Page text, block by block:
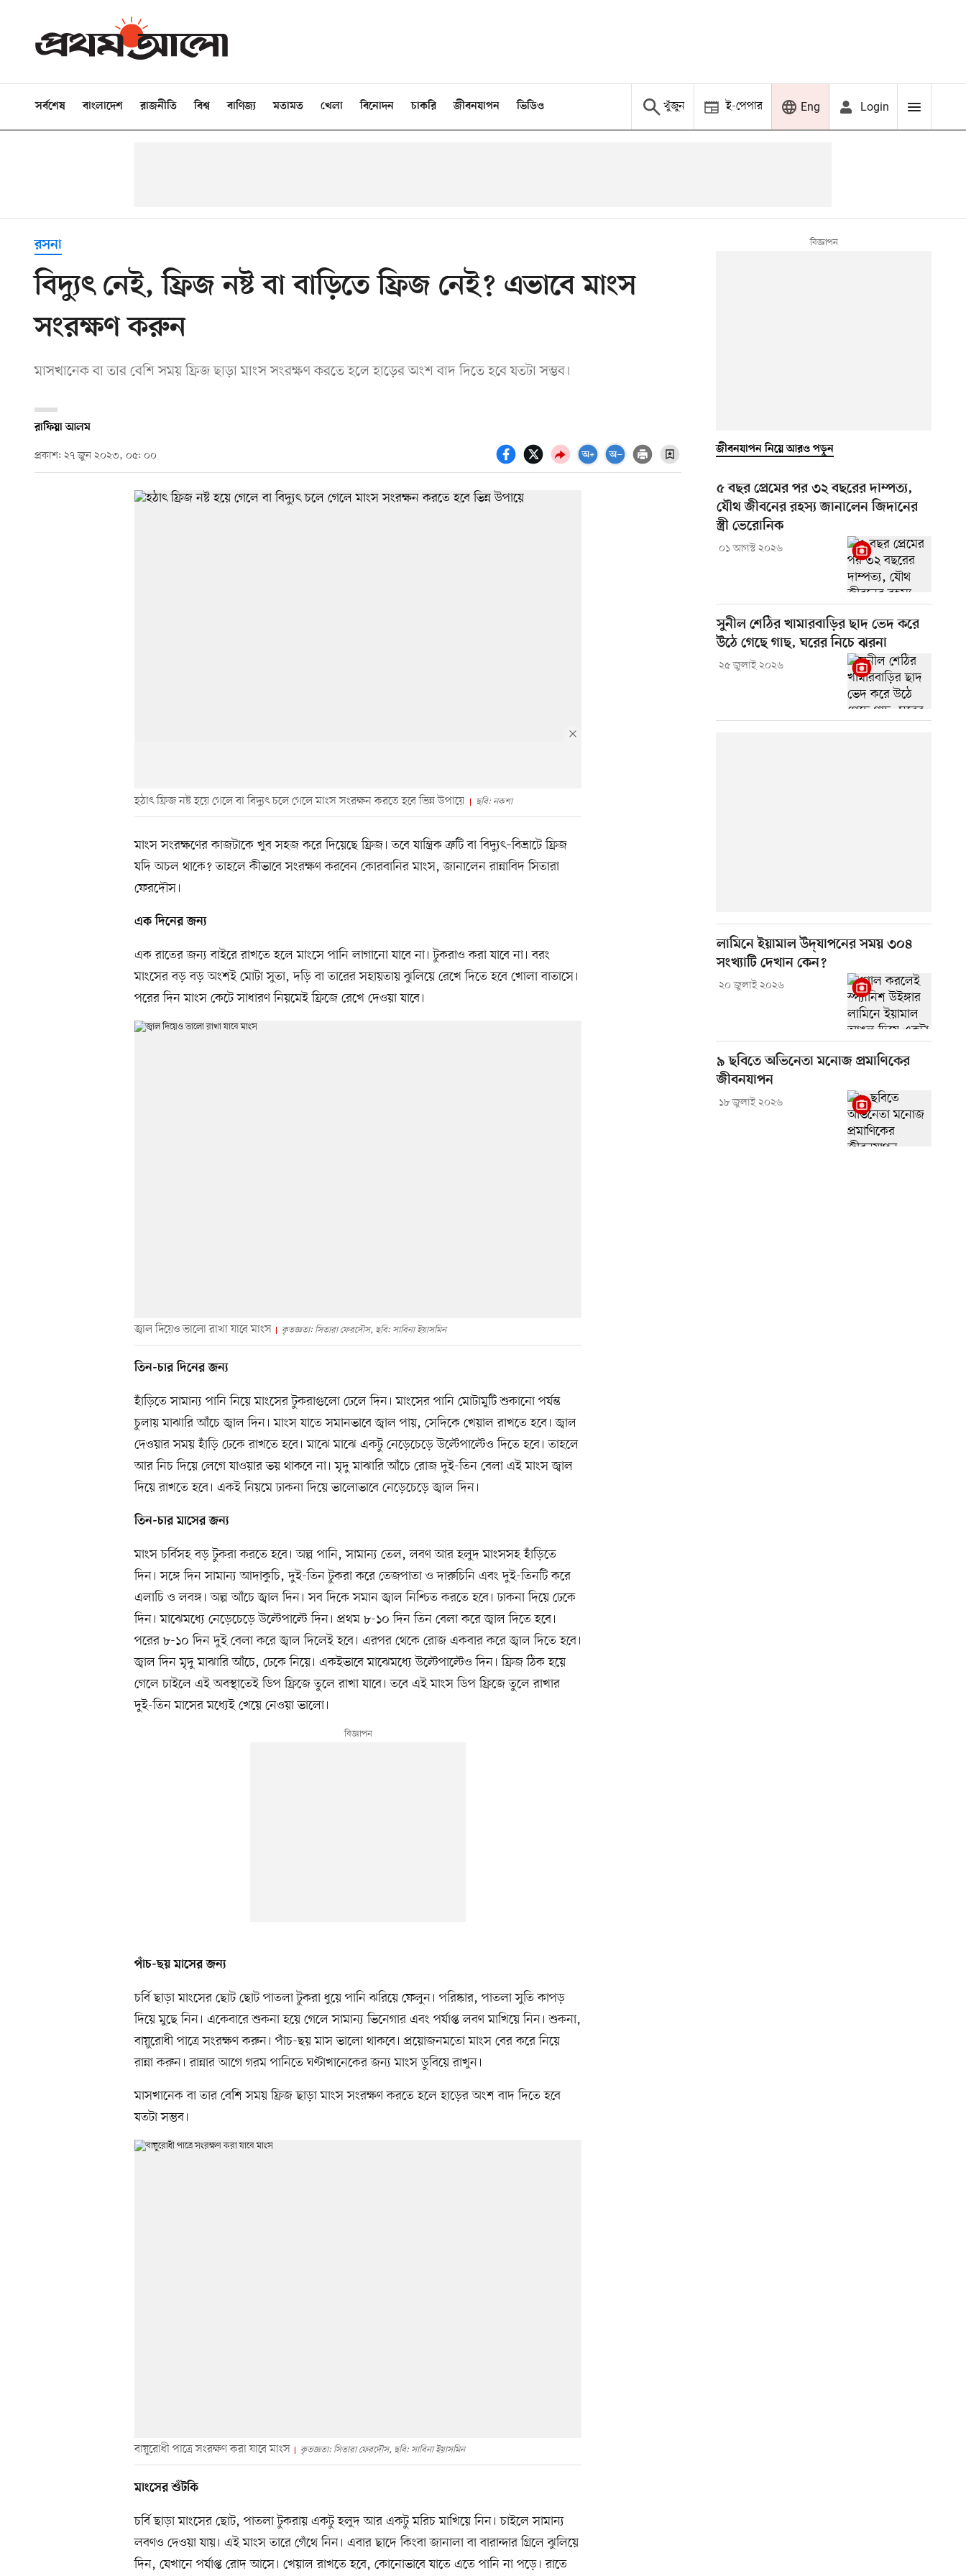
সর্বশেষ বাংলাদেশ রাজনীতি বিশ্ব বাণিজ্য মতামত খেলা বিনোদন চাকরি জীবনযাপন ভিডিও খুঁজুন ই-পেপার Eng Login
রসনা
বিদ্যুৎ নেই, ফ্রিজ নষ্ট বা বাড়িতে ফ্রিজ নেই? এভাবে মাংস
সংরক্ষণ করুন
মাসখানেক বা তার বেশি সময় ফ্রিজ ছাড়া মাংস সংরক্ষণ করতে হলে হাড়ের অংশ বাদ দিতে হবে যতটা সম্ভব।
রাফিয়া আলম
প্রকাশ: ২৭ জুন ২০২৩, ০৫: ০০
হঠাৎ ফ্রিজ নষ্ট হয়ে গেলে বা বিদ্যুৎ চলে গেলে মাংস সংরক্ষন করতে হবে ভিন্ন উপায়ে ছবি: নকশা
মাংস সংরক্ষণের কাজটাকে খুব সহজ করে দিয়েছে ফ্রিজ। তবে যান্ত্রিক ত্রুটি বা বিদ্যুৎ–বিভ্রাটে ফ্রিজ
যদি অচল থাকে? তাহলে কীভাবে সংরক্ষণ করবেন কোরবানির মাংস, জানালেন রান্নাবিদ সিতারা
ফেরদৌস।
এক দিনের জন্য
এক রাতের জন্য বাইরে রাখতে হলে মাংসে পানি লাগানো যাবে না। টুকরাও করা যাবে না। বরং
মাংসের বড় বড় অংশই মোটা সুতা, দড়ি বা তারের সহায়তায় ঝুলিয়ে রেখে দিতে হবে খোলা বাতাসে।
পরের দিন মাংস কেটে সাধারণ নিয়মেই ফ্রিজে রেখে দেওয়া যাবে।
জ্বাল দিয়েও ভালো রাখা যাবে মাংস কৃতজ্ঞতা: সিতারা ফেরদৌস, ছবি: সাবিনা ইয়াসমিন
তিন-চার দিনের জন্য
হাঁড়িতে সামান্য পানি নিয়ে মাংসের টুকরাগুলো ঢেলে দিন। মাংসের পানি মোটামুটি শুকানো পর্যন্ত
চুলায় মাঝারি আঁচে জ্বাল দিন। মাংস যাতে সমানভাবে জ্বাল পায়, সেদিকে খেয়াল রাখতে হবে। জ্বাল
দেওয়ার সময় হাঁড়ি ঢেকে রাখতে হবে। মাঝে মাঝে একটু নেড়েচেড়ে উল্টেপাল্টেও দিতে হবে। তাহলে
আর নিচ দিয়ে লেগে যাওয়ার ভয় থাকবে না। মৃদু মাঝারি আঁচে রোজ দুই-তিন বেলা এই মাংস জ্বাল
দিয়ে রাখতে হবে। একই নিয়মে ঢাকনা দিয়ে ভালোভাবে নেড়েচেড়ে জ্বাল দিন।
তিন-চার মাসের জন্য
মাংস চর্বিসহ বড় টুকরা করতে হবে। অল্প পানি, সামান্য তেল, লবণ আর হলুদ মাংসসহ হাঁড়িতে
দিন। সঙ্গে দিন সামান্য আদাকুচি, দুই-তিন টুকরা করে তেজপাতা ও দারুচিনি এবং দুই-তিনটি করে
এলাচি ও লবঙ্গ। অল্প আঁচে জ্বাল দিন। সব দিকে সমান জ্বাল নিশ্চিত করতে হবে। ঢাকনা দিয়ে ঢেকে
দিন। মাঝেমধ্যে নেড়েচেড়ে উল্টেপাল্টে দিন। প্রথম ৮-১০ দিন তিন বেলা করে জ্বাল দিতে হবে।
পরের ৮-১০ দিন দুই বেলা করে জ্বাল দিলেই হবে। এরপর থেকে রোজ একবার করে জ্বাল দিতে হবে।
জ্বাল দিন মৃদু মাঝারি আঁচে, ঢেকে নিয়ে। একইভাবে মাঝেমধ্যে উল্টেপাল্টেও দিন। ফ্রিজ ঠিক হয়ে
গেলে চাইলে এই অবস্থাতেই ডিপ ফ্রিজে তুলে রাখা যাবে। তবে এই মাংস ডিপ ফ্রিজে তুলে রাখার
দুই-তিন মাসের মধ্যেই খেয়ে নেওয়া ভালো।
পাঁচ-ছয় মাসের জন্য
চর্বি ছাড়া মাংসের ছোট ছোট পাতলা টুকরা ধুয়ে পানি ঝরিয়ে ফেলুন। পরিষ্কার, পাতলা সুতি কাপড়
দিয়ে মুছে নিন। একেবারে শুকনা হয়ে গেলে সামান্য ভিনেগার এবং পর্যাপ্ত লবণ মাখিয়ে নিন। শুকনা,
বায়ুরোধী পাত্রে সংরক্ষণ করুন। পাঁচ-ছয় মাস ভালো থাকবে। প্রয়োজনমতো মাংস বের করে নিয়ে
রান্না করুন। রান্নার আগে গরম পানিতে ঘণ্টাখানেকের জন্য মাংস ডুবিয়ে রাখুন।
মাসখানেক বা তার বেশি সময় ফ্রিজ ছাড়া মাংস সংরক্ষণ করতে হলে হাড়ের অংশ বাদ দিতে হবে
যতটা সম্ভব।
বায়ুরোধী পাত্রে সংরক্ষণ করা যাবে মাংস কৃতজ্ঞতা: সিতারা ফেরদৌস, ছবি: সাবিনা ইয়াসমিন
মাংসের শুঁটকি
চর্বি ছাড়া মাংসের ছোট, পাতলা টুকরায় একটু হলুদ আর একটু মরিচ মাখিয়ে নিন। চাইলে সামান্য
লবণও দেওয়া যায়। এই মাংস তারে গেঁথে নিন। এবার ছাদে কিংবা জানালা বা বারান্দার গ্রিলে ঝুলিয়ে
দিন, যেখানে পর্যাপ্ত রোদ আসে। খেয়াল রাখতে হবে, কোনোভাবে যাতে এতে পানি না পড়ে। রাতে
জীবনযাপন নিয়ে আরও পড়ুন
৫ বছর প্রেমের পর ৩২ বছরের দাম্পত্য,
যৌথ জীবনের রহস্য জানালেন জিদানের
স্ত্রী ভেরোনিক
০১ আগস্ট ২০২৬
সুনীল শেঠির খামারবাড়ির ছাদ ভেদ করে
উঠে গেছে গাছ, ঘরের নিচে ঝরনা
২৫ জুলাই ২০২৬
লামিনে ইয়ামাল উদ্‌যাপনের সময় ৩০৪
সংখ্যাটি দেখান কেন?
২০ জুলাই ২০২৬
৯ ছবিতে অভিনেতা মনোজ প্রমাণিকের
জীবনযাপন
১৮ জুলাই ২০২৬